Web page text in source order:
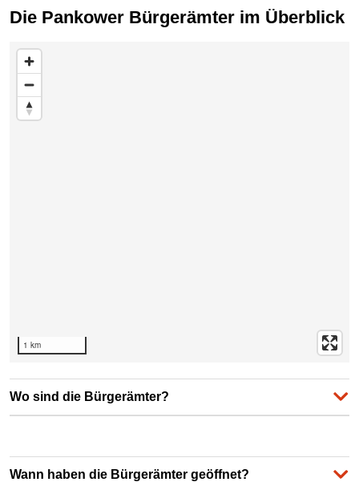
Die Pankower Bürgerämter im Überblick
zur Liste mit den enthaltenen Adressen unter der Karte
springen
1 km
Wo sind die Bürgerämter?
Wann haben die Bürgerämter geöffnet?